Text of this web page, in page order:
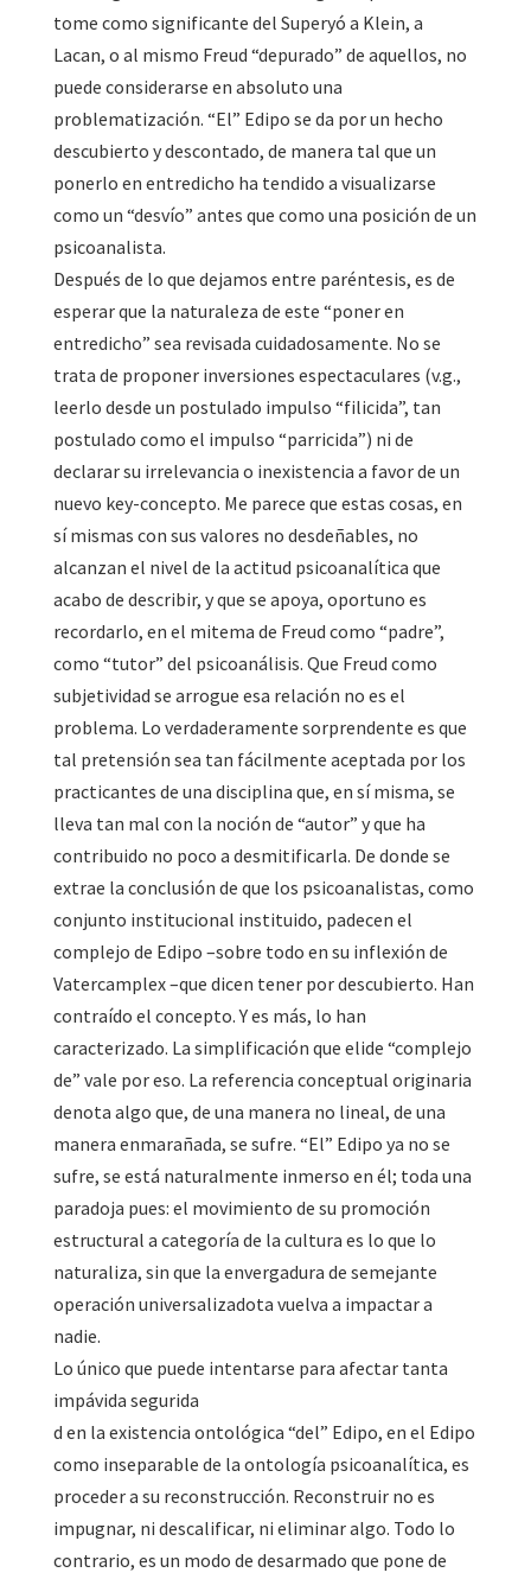
tome como significante del Superyó a Klein, a
Lacan, o al mismo Freud “depurado” de aquellos, no
puede considerarse en absoluto una
problematización. “El” Edipo se da por un hecho
descubierto y descontado, de manera tal que un
ponerlo en entredicho ha tendido a visualizarse
como un “desvío” antes que como una posición de un
psicoanalista.
Después de lo que dejamos entre paréntesis, es de
esperar que la naturaleza de este “poner en
entredicho” sea revisada cuidadosamente. No se
trata de proponer inversiones espectaculares (v.g.,
leerlo desde un postulado impulso “filicida”, tan
postulado como el impulso “parricida”) ni de
declarar su irrelevancia o inexistencia a favor de un
nuevo key-concepto. Me parece que estas cosas, en
sí mismas con sus valores no desdeñables, no
alcanzan el nivel de la actitud psicoanalítica que
acabo de describir, y que se apoya, oportuno es
recordarlo, en el mitema de Freud como “padre”,
como “tutor” del psicoanálisis. Que Freud como
subjetividad se arrogue esa relación no es el
problema. Lo verdaderamente sorprendente es que
tal pretensión sea tan fácilmente aceptada por los
practicantes de una disciplina que, en sí misma, se
lleva tan mal con la noción de “autor” y que ha
contribuido no poco a desmitificarla. De donde se
extrae la conclusión de que los psicoanalistas, como
conjunto institucional instituido, padecen el
complejo de Edipo –sobre todo en su inflexión de
Vatercamplex –que dicen tener por descubierto. Han
contraído el concepto. Y es más, lo han
caracterizado. La simplificación que elide “complejo
de” vale por eso. La referencia conceptual originaria
denota algo que, de una manera no lineal, de una
manera enmarañada, se sufre. “El” Edipo ya no se
sufre, se está naturalmente inmerso en él; toda una
paradoja pues: el movimiento de su promoción
estructural a categoría de la cultura es lo que lo
naturaliza, sin que la envergadura de semejante
operación universalizadota vuelva a impactar a
nadie.
Lo único que puede intentarse para afectar tanta
impávida segurida
d en la existencia ontológica “del” Edipo, en el Edipo
como inseparable de la ontología psicoanalítica, es
proceder a su reconstrucción. Reconstruir no es
impugnar, ni descalificar, ni eliminar algo. Todo lo
contrario, es un modo de desarmado que pone de